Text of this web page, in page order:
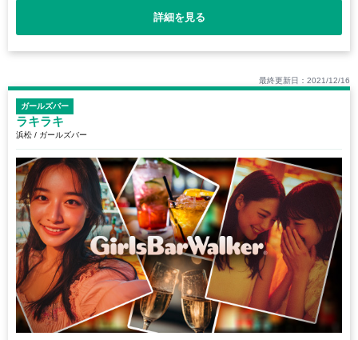
詳細を見る
最終更新日：2021/12/16
ガールズバー
ラキラキ
浜松 / ガールズバー